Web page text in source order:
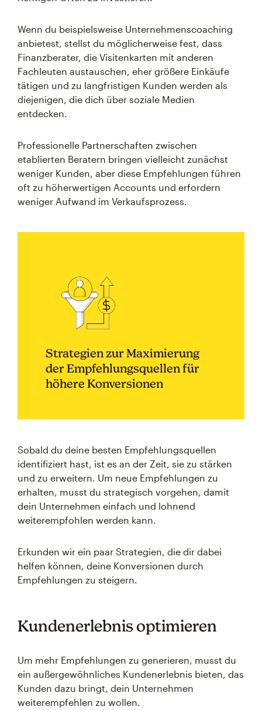
Wenn du beispielsweise Unternehmenscoaching
anbietest, stellst du möglicherweise fest, dass
Finanzberater, die Visitenkarten mit anderen
Fachleuten austauschen, eher größere Einkäufe
tätigen und zu langfristigen Kunden werden als
diejenigen, die dich über soziale Medien
entdecken.
Professionelle Partnerschaften zwischen
etablierten Beratern bringen vielleicht zunächst
weniger Kunden, aber diese Empfehlungen führen
oft zu höherwertigen Accounts und erfordern
weniger Aufwand im Verkaufsprozess.
Strategien zur Maximierung
der Empfehlungsquellen für
höhere Konversionen
Sobald du deine besten Empfehlungsquellen
identifiziert hast, ist es an der Zeit, sie zu stärken
und zu erweitern. Um neue Empfehlungen zu
erhalten, musst du strategisch vorgehen, damit
dein Unternehmen einfach und lohnend
weiterempfohlen werden kann.
Erkunden wir ein paar Strategien, die dir dabei
helfen können, deine Konversionen durch
Empfehlungen zu steigern.
Kundenerlebnis optimieren
Um mehr Empfehlungen zu generieren, musst du
ein außergewöhnliches Kundenerlebnis bieten, das
Kunden dazu bringt, dein Unternehmen
weiterempfehlen zu wollen.